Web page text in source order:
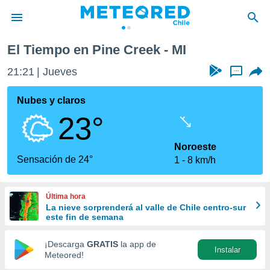
de
por
que se
calidad.
a este
las
y
forma
digital
basada
El Tiempo en Pine Creek - MI
21:21 Jueves ...
Nubes y claros
23°
Sensación de 24°
Noroeste
1
8 km/h
Última hora
La nieve sorprenderá al valle de Chile centro-sur
este fin de semana
¡Descarga GRATIS la app de
Meteored!
Instalar